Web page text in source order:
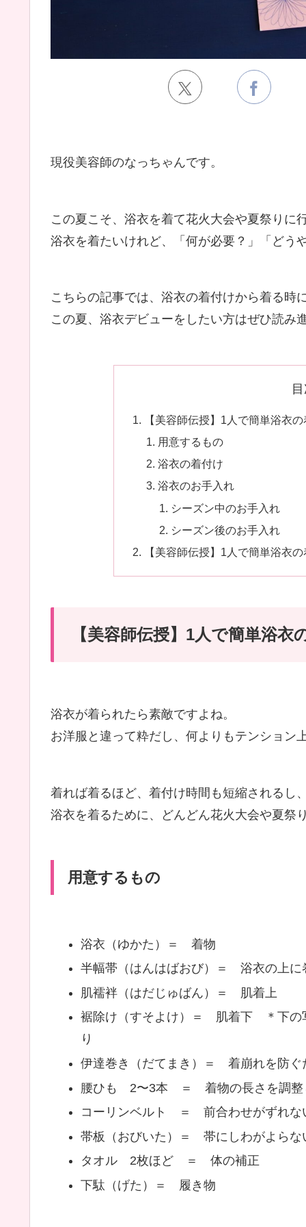
現役美容師のなっちゃんです。
この夏こそ、浴衣を着て花火大会や夏祭りに
浴衣を着たいけれど、「何が必要？」「どう
こちらの記事では、浴衣の着付けから着る時
この夏、浴衣デビューをしたい方はぜひ読み
【美容師伝授】1人で簡単浴衣
用意するもの
浴衣の着付け
浴衣のお手入れ
シーズン中のお手入れ
シーズン後のお手入れ
【美容師伝授】1人で簡単浴
【美容師伝授】1人で簡単浴
浴衣が着られたら素敵ですよね。
お洋服と違って粋だし、何よりもテンション
着れば着るほど、着付け時間も短縮されるし
浴衣を着るために、どんどん花火大会や夏祭
用意するもの
浴衣（ゆかた）＝ 着物
半幅帯（はんはばおび）＝ 浴衣の上に
肌襦袢（はだじゅばん）＝ 肌着上
裾除け（すそよけ）＝ 肌着下 ＊下の
り
伊達巻き（だてまき）＝ 着崩れを防ぐ
腰ひも 2〜3本 ＝ 着物の長さを調整
コーリンベルト ＝ 前合わせがずれな
帯板（おびいた）＝ 帯にしわがよらな
タオル 2枚ほど ＝ 体の補正
下駄（げた）＝ 履き物